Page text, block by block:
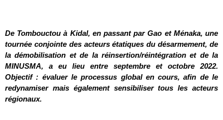
De Tombouctou à Kidal, en passant par Gao et Ménaka, une
tournée conjointe des acteurs étatiques du désarmement, de
la démobilisation et de la réinsertion/réintégration et de la
MINUSMA, a eu lieu entre septembre et octobre 2022.
Objectif : évaluer le processus global en cours, afin de le
redynamiser mais également sensibiliser tous les acteurs
régionaux.